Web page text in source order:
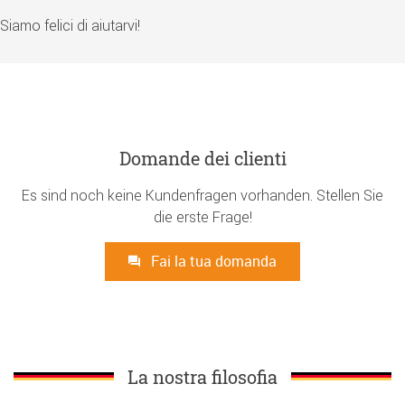
Siamo felici di aiutarvi!
Domande dei clienti
Es sind noch keine Kundenfragen vorhanden. Stellen Sie
die erste Frage!
Fai la tua domanda
La nostra filosofia